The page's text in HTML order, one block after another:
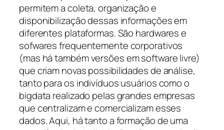
permitem a coleta, organização e
disponibilização dessas informações em
diferentes plataformas. São hardwares e
sofwares frequentemente corporativos
(mas há também versões em software livre)
que criam novas possibilidades de análise,
tanto para os indivíduos usuários como o
bigdata realizado pelas grandes empresas
que centralizam e comercializam esses
dados. Aqui, há tanto a formação de uma